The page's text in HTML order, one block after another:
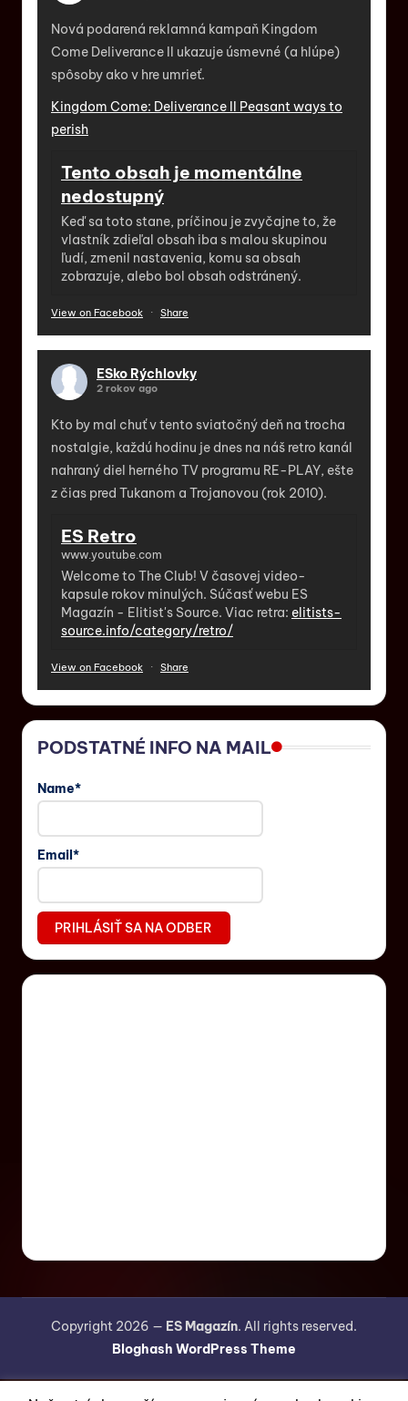
Nová podarená reklamná kampaň Kingdom
Come Deliverance II ukazuje úsmevné (a hlúpe)
spôsoby ako v hre umrieť.
Kingdom Come: Deliverance II Peasant ways to
perish
Tento obsah je momentálne
nedostupný
Keď sa toto stane, príčinou je zvyčajne to, že
vlastník zdieľal obsah iba s malou skupinou
ľudí, zmenil nastavenia, komu sa obsah
zobrazuje, alebo bol obsah odstránený.
View on Facebook · Share
ESko Rýchlovky
2 rokov ago
Kto by mal chuť v tento sviatočný deň na trocha
nostalgie, každú hodinu je dnes na náš retro kanál
nahraný diel herného TV programu RE-PLAY, ešte
z čias pred Tukanom a Trojanovou (rok 2010).
ES Retro
www.youtube.com
Welcome to The Club! V časovej video-
kapsule rokov minulých. Súčasť webu ES
Magazín - Elitist's Source. Viac retra: elitists-
source.info/category/retro/
View on Facebook · Share
PODSTATNÉ INFO NA MAIL
Name*
Email*
Copyright 2026 — ES Magazín. All rights reserved.
Bloghash WordPress Theme